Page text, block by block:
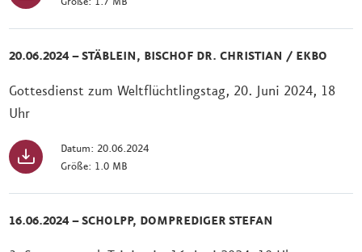
20.06.2024 – STÄBLEIN, BISCHOF DR. CHRISTIAN / EKBO
Gottesdienst zum Weltflüchtlingstag, 20. Juni 2024, 18
Uhr
Datum: 20.06.2024
Größe: 1.0 MB
16.06.2024 – SCHOLPP, DOMPREDIGER STEFAN